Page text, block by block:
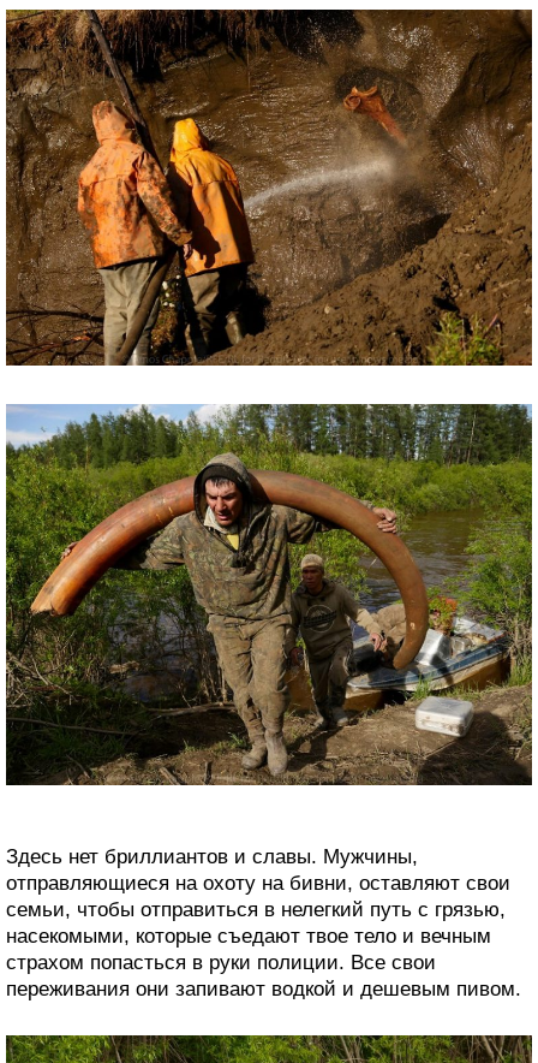
Здесь нет бриллиантов и славы. Мужчины,
отправляющиеся на охоту на бивни, оставляют свои
семьи, чтобы отправиться в нелегкий путь с грязью,
насекомыми, которые съедают твое тело и вечным
страхом попасться в руки полиции. Все свои
переживания они запивают водкой и дешевым пивом.